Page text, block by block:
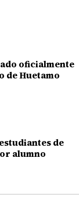
oficialmente
de Huetamo
de
alumno